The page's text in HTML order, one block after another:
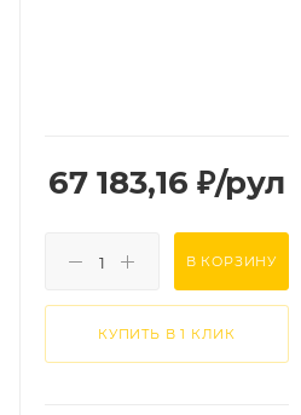
67 183,16 ₽/рул
В КОРЗИНУ
КУПИТЬ В 1 КЛИК